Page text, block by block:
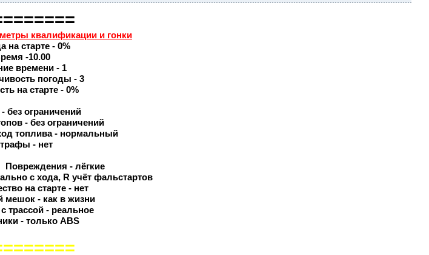
квалификации и гонки
на старте - 0%
-10.00
времени - 1
погоды - 3
на старте - 0%
без ограничений
- без ограничений
топлива - нормальный
- нет
Повреждения - лёгкие
с хода, R учёт фальстартов
на старте - нет
- как в жизни
трассой - реальное
- только ABS